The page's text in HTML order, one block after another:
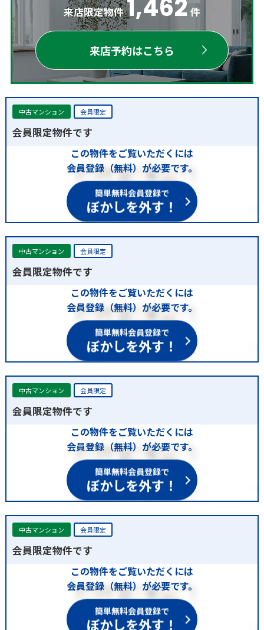
来店限定物件 1,462 件
来店予約はこちら
中古マンション 会員限定
会員限定物件です
この物件をご覧いただくには
会員登録（無料）が必要です。
簡単無料会員登録で
ぼかしを外す！
中古マンション 会員限定
会員限定物件です
この物件をご覧いただくには
会員登録（無料）が必要です。
簡単無料会員登録で
ぼかしを外す！
中古マンション 会員限定
会員限定物件です
この物件をご覧いただくには
会員登録（無料）が必要です。
簡単無料会員登録で
ぼかしを外す！
中古マンション 会員限定
会員限定物件です
この物件をご覧いただくには
会員登録（無料）が必要です。
簡単無料会員登録で
ぼかしを外す！